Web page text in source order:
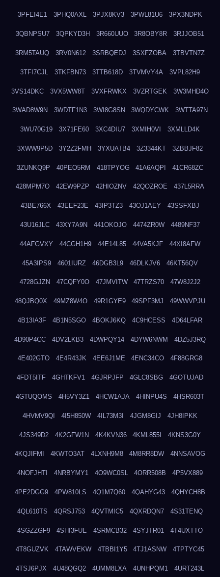
3PFEI4E1 3PHQ0AXL 3PJX8KV3 3PWL81U6 3PX3NDPK
3QBNPSU7 3QPKYD3H 3R660UUO 3R8OBY8R 3RJJOB51
3RM5TAUQ 3RV0N612 3SRBQEDJ 3SXFZOBA 3TBVTN7Z
3TFI7CJL 3TKFBN73 3TTB618D 3TVMVY4A 3VPL82H9
3VS14DKC 3VX5WW8T 3VXFRWKX 3VZRTGEK 3W3MHD4O
3WAD8W9N 3WDTF1N3 3WI8G8SN 3WQDYCWK 3WTTA97N
3WU70G19 3X71FE60 3XC4DIU7 3XMIH0VI 3XMLLD4K
3XWW9P5D 3Y2Z2FMH 3YXUATB4 3Z3344KT 3ZBBJF82
3ZUNKQ9P 40PEO5RM 418TPYOG 41A6AQPI 41CR68ZC
428MPM7O 42EW9PZP 42HIOZNV 42QOZROE 437L5RRA
43BE766X 43EEF23E 43IP3TZ3 43OJ1AEY 43SSFXBJ
43U16JLC 43XY7A9N 441OKOJO 4474ZR0W 4489NF37
44AFGVXY 44CGH1H9 44E14L85 44VA5KJF 44XI8AFW
45A3IPS9 4601IURZ 46DGB3L9 46DLKJV6 46KT56QV
4728GJZN 47CQFY0O 47JMVITW 47TRZS70 47W8J2J2
48QJBQ0X 49MZ8W4O 49R1GYE9 49SPF3MJ 49WWVPJU
4B13IA3F 4B1N5SGO 4BOKJ6KQ 4C9HCESS 4D64LFAR
4D90P4CC 4DV2LKB3 4DWPQY14 4DYW6NWM 4DZ5J3RQ
4E402GTO 4E4R43JK 4EE6J1ME 4ENC34CO 4F88GRG8
4FDT5ITF 4GHTKFV1 4GJRPJFP 4GLC8SBG 4GOTUJAD
4GTUQOMS 4H5VY3Z1 4HCW1AJA 4HINPU4S 4HSR603T
4HVMV9QI 4I5H850W 4IL73M3I 4JGM8GIJ 4JH8IPKK
4JS349D2 4K2GFW1N 4K4KVN36 4KML855I 4KNS3G0Y
4KQJIFMI 4KWTO3AT 4LXNH9M8 4M8RR8DW 4NNSAVOG
4NOFJHTI 4NRBYMY1 4O9WC0SL 4ORR508B 4P5VX889
4PE2DGG9 4PW810LS 4Q1M7Q60 4QAHYG43 4QHYCH8B
4QL610TS 4QRSJ753 4QVTMIC5 4QXRDQN7 4S31TENQ
4SGZZGF9 4SHI3FUE 4SRMCB32 4SYJTR01 4T4UXTTO
4T8GUZVK 4TAWVEKW 4TBBI1Y5 4TJ1ASNW 4TPTYC45
4TSJ6PJX 4U48QGQ2 4UMM8LXA 4UNHPQM1 4URT243L